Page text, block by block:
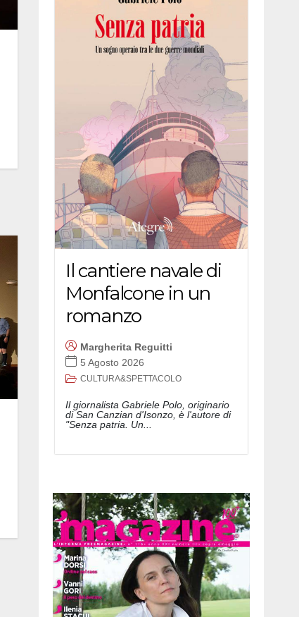
Il cantiere navale di
Monfalcone in un
romanzo
Margherita Reguitti
5 Agosto 2026
CULTURA&SPETTACOLO
Il giornalista Gabriele Polo, originario
di San Canzian d'Isonzo, è l'autore di
"Senza patria. Un...